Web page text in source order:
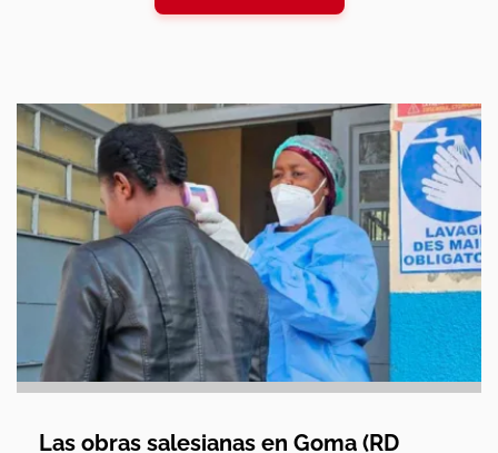
Las obras salesianas en Goma (RD